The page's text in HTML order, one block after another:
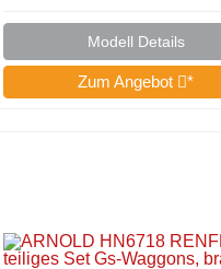
Modell Details
Zum Angebot *